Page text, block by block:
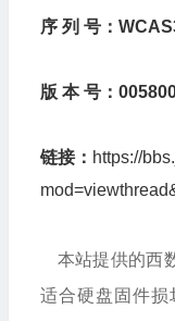
序 列 号：
版 本 号：
链接： https://
本站提供的西
适合硬盘固件